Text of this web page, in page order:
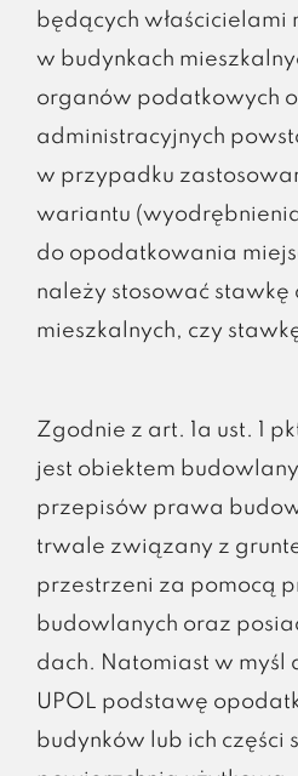
będących właścicielami
w budynkach
organów podatkowych
administracyjnych
w przypadku
wariantu
do opodatkowania
należy stosować stawkę
mieszkalnych, czy
Zgodnie z art. 1a ust. 1
jest obiektem
przepisów prawa
trwale związany z
przestrzeni za pomocą
budowlanych oraz
dach. Natomiast w myśl
UPOL podstawę
budynków lub ich części